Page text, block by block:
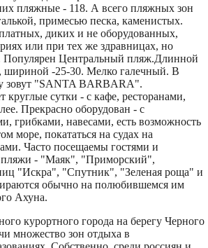
пляжные - 118. А всего пляжных зон
примесью песка, каменистых.
диких и не оборудованных,
или при тех же здравницах, но
Популярен Центральный пляж.Длинной
шириной -25-30. Мелко галечный. В
зовут "SANTA BARBARA".
круглые сутки - с кафе, ресторанами,
Прекрасно оборудован - с
грибками, навесами, есть возможность
море, покататься на судах на
Часто посещаемы гостями и
- "Маяк", "Приморский",
"Искра", "Спутник", "Зеленая роща" и
обычно на полюбившемся им
Ахуна.
курортного города на берегу Черного
множество зон отдыха в